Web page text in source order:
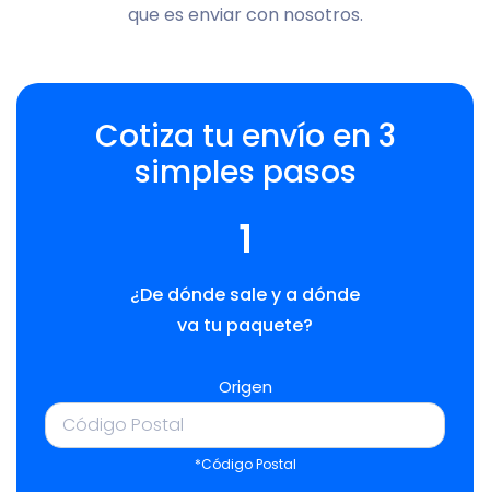
que es enviar con nosotros.
Cotiza tu envío en 3
simples pasos
1
¿De dónde sale y a dónde
va tu paquete?
Origen
*Código Postal